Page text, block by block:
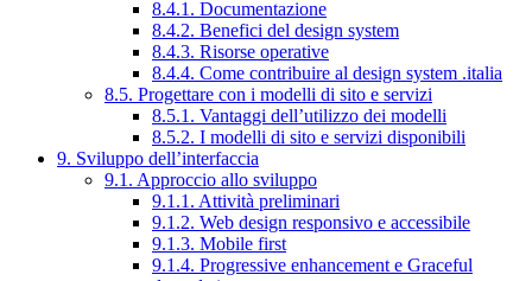
8.4.1. Documentazione
8.4.2. Benefici del design system
8.4.3. Risorse operative
8.4.4. Come contribuire al design system .italia
8.5. Progettare con i modelli di sito e servizi
8.5.1. Vantaggi dell’utilizzo dei modelli
8.5.2. I modelli di sito e servizi disponibili
9. Sviluppo dell’interfaccia
9.1. Approccio allo sviluppo
9.1.1. Attività preliminari
9.1.2. Web design responsivo e accessibile
9.1.3. Mobile first
9.1.4. Progressive enhancement e Graceful